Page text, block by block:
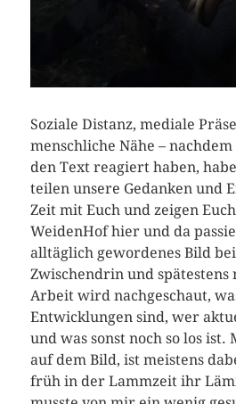
Soziale Distanz, mediale
menschliche Nähe –
den Text reagiert haben,
teilen unsere Gedanken und
Zeit mit Euch und zeigen
WeidenHof hier und da
alltäglich gewordenes Bild
Zwischendrin und spätestens
Arbeit wird nachgeschaut,
Entwicklungen sind, wer
und was sonst noch so los ist.
auf dem Bild, ist meistens
früh in der Lammzeit ihr